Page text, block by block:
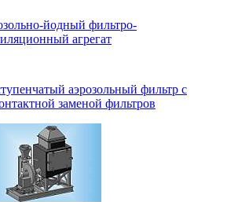
йодный фильтро-
агрегат
аэрозольный фильтр с
заменой фильтров